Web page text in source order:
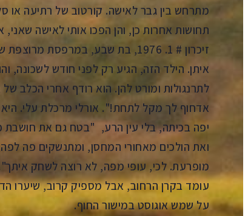
מתרחש בין גבר לאישה. קורטוב של רתיעה או
תחושות אחרות כן, והן הפכו אותי לאישה
זיכרון # 1. 1976, בת שבע, במרפסת מרוצפת שומשום, קיץ כבשני.
איתן. הילד הזה, הגיע רק לפני חודש לשכונה,
לתרנגולות ומורט להן. הוא רודף אחרי הכלב
אדחוף לך מקל לתחת!". אורלי מרכלת עלי.
יפה בכיתה, בלי עין הרע, "בטח גם את
ואת הולכים מאחורי המחסן, ומתנשקים פה
מופרעת. לכי, עופי מפה, לא רוצה לשחק
עומד בקרן הרחוב, אבל מספיק קרוב, שיערו
על שמש אוגוסט במישור החוף.